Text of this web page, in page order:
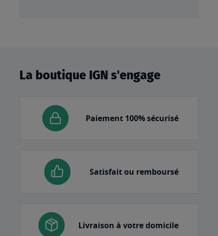
La boutique IGN s'engage
Paiement 100% sécurisé
Satisfait ou remboursé
Livraison à votre domicile